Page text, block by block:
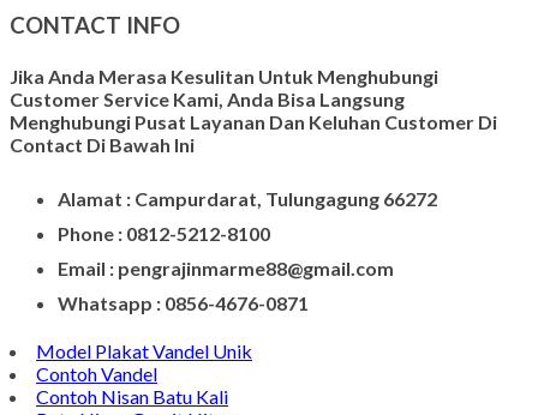
Meja Marmer Bulat
CONTACT INFO
Jika Anda Merasa Kesulitan Untuk Menghubungi
Menghubungi Pusat Layanan Dan Keluhan Customer Di
Alamat : Campurdarat, Tulungagung 66272
Phone : 0812-5212-8100
Email : pengrajinmarme88@gmail.com
Whatsapp : 0856-4676-0871